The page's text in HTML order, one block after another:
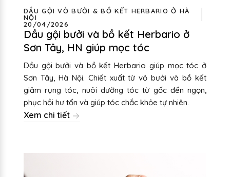
DẦU GỘI VỎ BƯỞI & BỒ KẾT HERBARIO Ở HÀ
NỘI
20/04/2026
Dầu gội bưởi và bồ kết Herbario ở
Sơn Tây, HN giúp mọc tóc
Dầu gội bưởi và bồ kết Herbario giúp mọc tóc ở
Sơn Tây, Hà Nội. Chiết xuất từ vỏ bưởi và bồ kết
giảm rụng tóc, nuôi dưỡng tóc từ gốc đến ngọn,
phục hồi hư tổn và giúp tóc chắc khỏe tự nhiên.
Xem chi tiết